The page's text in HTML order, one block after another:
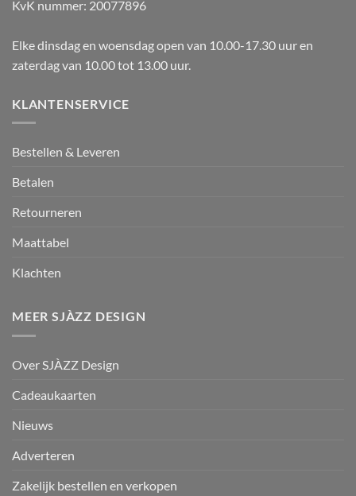
KvK nummer: 20077896
Elke dinsdag en woensdag open van 10.00-17.30 uur en
zaterdag van 10.00 tot 13.00 uur.
KLANTENSERVICE
Bestellen & Leveren
Betalen
Retourneren
Maattabel
Klachten
MEER SJÀZZ DESIGN
Over SJÀZZ Design
Cadeaukaarten
Nieuws
Adverteren
Zakelijk bestellen en verkopen